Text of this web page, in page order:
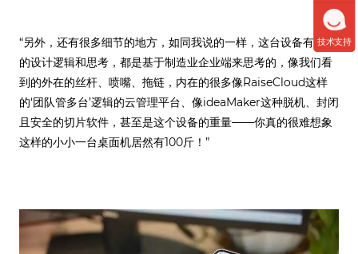
“另外，还有很多细节的地方，如同我说的一样，这台设备有很多
的设计逻辑和思考，都是基于制造业企业端来思考的，像我们看
到的外在的丝杆、喷嘴、拖链，内在的很多像RaiseCloud这样
的‘团队管多台’逻辑的云管理平台、像ideaMaker这种脱机、封闭
且安全的切片软件，甚至是这个设备的重量——你真的很难想象
这样的小小一台桌面机居然有100斤！”
技术支持